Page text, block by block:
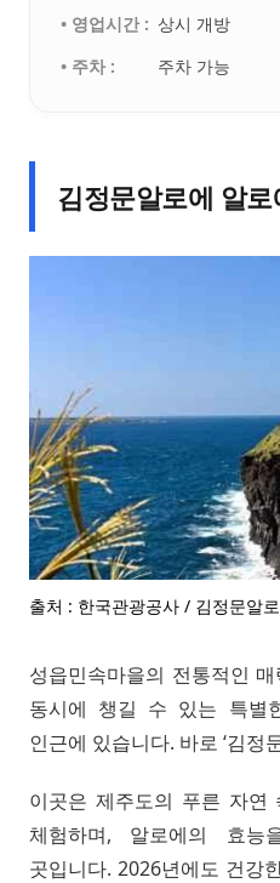
• 영업시간 : 상시 개방
• 주차 :
주차 가능
김정문알로에 알
출처 : 한국관광공사 / 김정문알
성읍민속마을의 전통적인
동시에 챙길 수 있는 특별
인근에 있습니다. 바로 ‘김정
이곳은 제주도의 푸른 자연
체험하며, 알로에의 효
곳입니다. 2026년에도 건강